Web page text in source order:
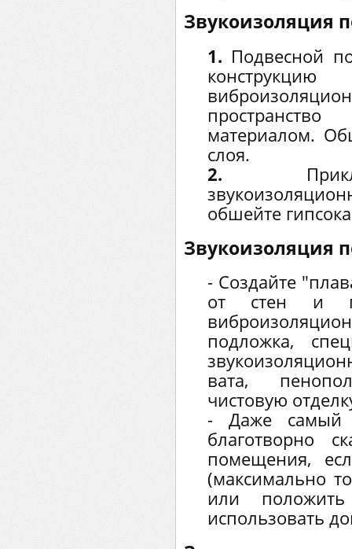
Звукоизоляция
1. Подвесной
материалом.
слоя.
2.
обшейте
Звукоизоляция
- Создайте
от стен и
подложка,
вата,
чистовую
- Даже самый
благотворно
помещения,
(максимально
или
использовать